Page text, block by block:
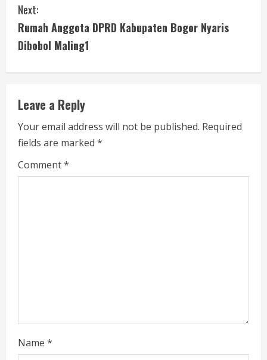
t
i
n
u
e
R
e
Next:
Rumah Anggota DPRD Kabupaten Bogor Nyaris
Dibobol Maling1
Leave a Reply
Your email address will not be published. Required
fields are marked *
Comment*
Name *